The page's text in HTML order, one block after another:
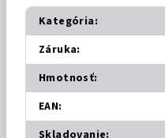
Kategória:
Záruka:
Hmotnosť:
EAN:
Skladovanie: